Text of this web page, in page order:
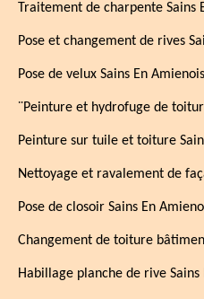
Traitement de charpente Sains
Pose et changement de rives
Pose de velux Sains En Amienois
¨Peinture et hydrofuge de
Peinture sur tuile et toiture
Nettoyage et ravalement de
Pose de closoir Sains En
Changement de toiture
Habillage planche de rive Sains